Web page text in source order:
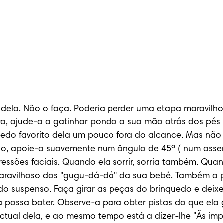
Não o faça. Poderia perder uma etapa
ajude-a a gatinhar pondo a sua mão atrás dos
favorito dela um pouco fora do alcance. Mas
apoie-a suavemente num ângulo de 45º ( num
faciais. Quando ela sorrir, sorria também.
dos "gugu-dá-dá" da sua bebé. Também
suspenso. Faça girar as peças do brinquedo e
bater. Observe-a para obter pistas do que ela
dela, e ao mesmo tempo está a dizer-lhe "Ãs